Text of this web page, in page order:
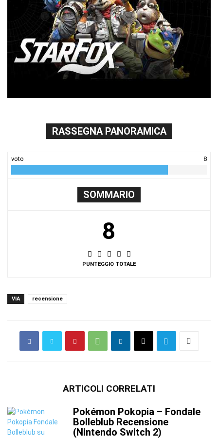
RASSEGNA PANORAMICA
voto 8
SOMMARIO
8
PUNTEGGIO TOTALE
VIA recensione
ARTICOLI CORRELATI
Pokémon Pokopia – Fondale
Bolleblub Recensione
(Nintendo Switch 2)